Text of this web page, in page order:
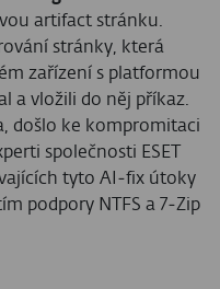
artifact stránku.
stránky, která
zařízení s platformou
a vložili do něj příkaz.
došlo ke kompromitaci
společnosti ESET
tyto AI‑fix útoky
podpory NTFS a 7‑Zip